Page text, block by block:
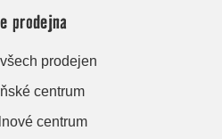
prodejna
prodejen
centrum
centrum